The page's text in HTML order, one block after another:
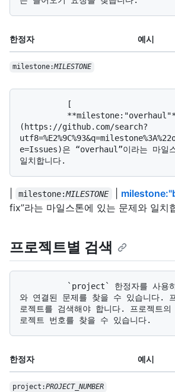
한정자 예시
milestone:MILESTONE
(https://github.com/search?
e=Issues)은 “overhaul”이라는 마일
milestone:MILESTONE
fix”라는 마일스톤에 있는 문제와 일치
프로젝트별 검색
와 연결된 문제를 찾을 수 있습니다.
로젝트를 검색해야 합니다. 프로젝트
한정자 예시
project:PROJECT_NUMBER